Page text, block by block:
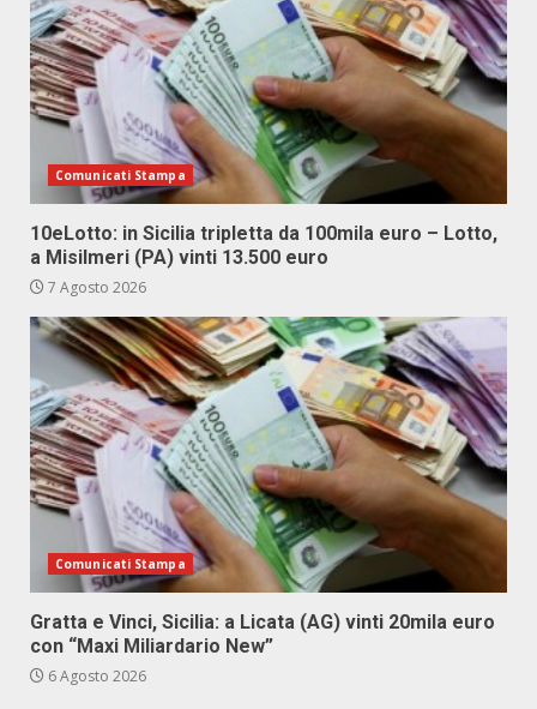
Comunicati Stampa
10eLotto: in Sicilia tripletta da 100mila euro – Lotto,
a Misilmeri (PA) vinti 13.500 euro
7 Agosto 2026
Comunicati Stampa
Gratta e Vinci, Sicilia: a Licata (AG) vinti 20mila euro
con “Maxi Miliardario New”
6 Agosto 2026